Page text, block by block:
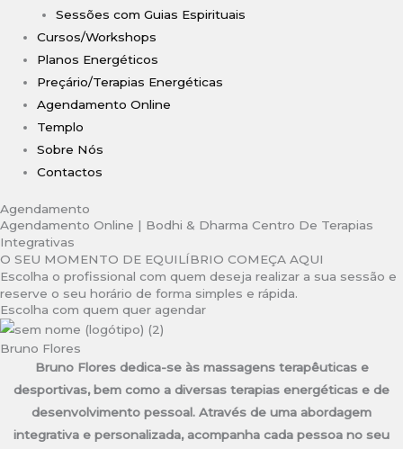
Sessões com Guias Espirituais
Cursos/Workshops
Planos Energéticos
Preçário/Terapias Energéticas
Agendamento Online
Templo
Sobre Nós
Contactos
Agendamento
Agendamento Online | Bodhi & Dharma Centro De Terapias
Integrativas
O SEU MOMENTO DE EQUILÍBRIO COMEÇA AQUI
Escolha o profissional com quem deseja realizar a sua sessão e
reserve o seu horário de forma simples e rápida.
Escolha com quem quer agendar
Bruno Flores
Bruno Flores dedica-se às massagens terapêuticas e
desportivas, bem como a diversas terapias energéticas e de
desenvolvimento pessoal. Através de uma abordagem
integrativa e personalizada, acompanha cada pessoa no seu